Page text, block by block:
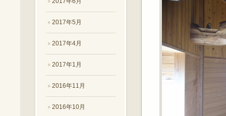
2017年5月
2017年4月
2017年1月
2016年11月
2016年10月